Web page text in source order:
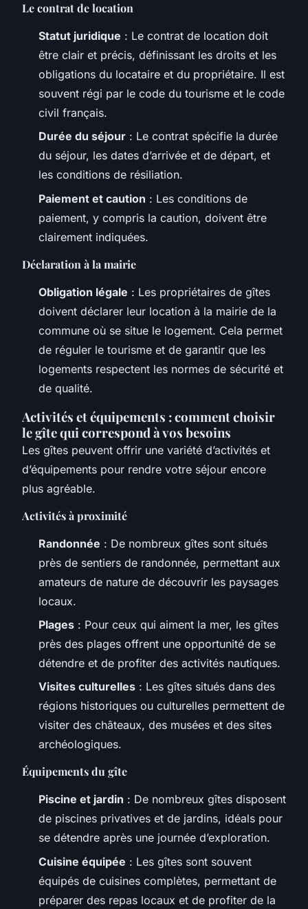
Le contrat de location
Statut juridique : Le contrat de location doit
être clair et précis, définissant les droits et les
obligations du locataire et du propriétaire. Il est
souvent régi par le code du tourisme et le code
civil français.
Durée du séjour : Le contrat spécifie la durée
du séjour, les dates d’arrivée et de départ, et
les conditions de résiliation.
Paiement et caution : Les conditions de
paiement, y compris la caution, doivent être
clairement indiquées.
Déclaration à la mairie
Obligation légale : Les propriétaires de gîtes
doivent déclarer leur location à la mairie de la
commune où se situe le logement. Cela permet
de réguler le tourisme et de garantir que les
logements respectent les normes de sécurité et
de qualité.
Activités et équipements : comment choisir
le gîte qui correspond à vos besoins
Les gîtes peuvent offrir une variété d’activités et
d’équipements pour rendre votre séjour encore
plus agréable.
Activités à proximité
Randonnée : De nombreux gîtes sont situés
près de sentiers de randonnée, permettant aux
amateurs de nature de découvrir les paysages
locaux.
Plages : Pour ceux qui aiment la mer, les gîtes
près des plages offrent une opportunité de se
détendre et de profiter des activités nautiques.
Visites culturelles : Les gîtes situés dans des
régions historiques ou culturelles permettent de
visiter des châteaux, des musées et des sites
archéologiques.
Équipements du gîte
Piscine et jardin : De nombreux gîtes disposent
de piscines privatives et de jardins, idéals pour
se détendre après une journée d’exploration.
Cuisine équipée : Les gîtes sont souvent
équipés de cuisines complètes, permettant de
préparer des repas locaux et de profiter de la